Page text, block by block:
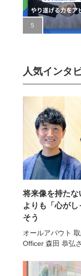
人気インタ
将来像を持た
よりも「心が
そう
オールアバウト
Officer 森田 恭弘